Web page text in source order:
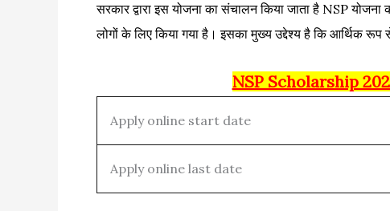
सरकार द्वारा इस योजना का संचालन किया जाता है NSP योजना
लोगों के लिए किया गया है। इसका मुख्य उद्देश्य है कि आर्थिक
NSP Scholarship
Apply online start date
Apply online last date